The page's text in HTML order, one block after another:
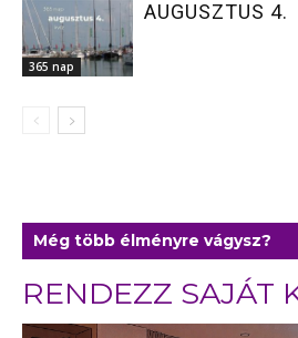
365 nap
AUGUSZTUS 4.
Még több élményre vágysz?
RENDEZZ SAJÁT